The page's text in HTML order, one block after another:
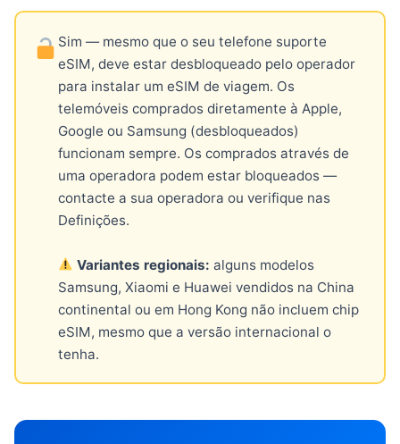
Sim — mesmo que o seu telefone suporte
eSIM, deve estar desbloqueado pelo operador
para instalar um eSIM de viagem. Os
telemóveis comprados diretamente à Apple,
Google ou Samsung (desbloqueados)
funcionam sempre. Os comprados através de
uma operadora podem estar bloqueados —
contacte a sua operadora ou verifique nas
Definições.
Variantes regionais: alguns modelos
Samsung, Xiaomi e Huawei vendidos na China
continental ou em Hong Kong não incluem chip
eSIM, mesmo que a versão internacional o
tenha.